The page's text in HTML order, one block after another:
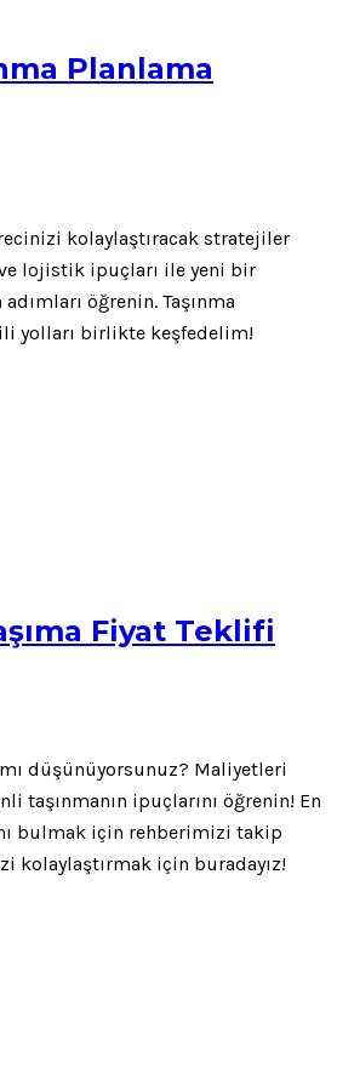
Planlama
kolaylaştıracak stratejiler
lojistik ipuçları ile yeni bir
öğrenin. Taşınma
yolları birlikte keşfedelim!
Fiyat Teklifi
düşünüyorsunuz? Maliyetleri
taşınmanın ipuçlarını öğrenin! En
bulmak için rehberimizi takip
kolaylaştırmak için buradayız!